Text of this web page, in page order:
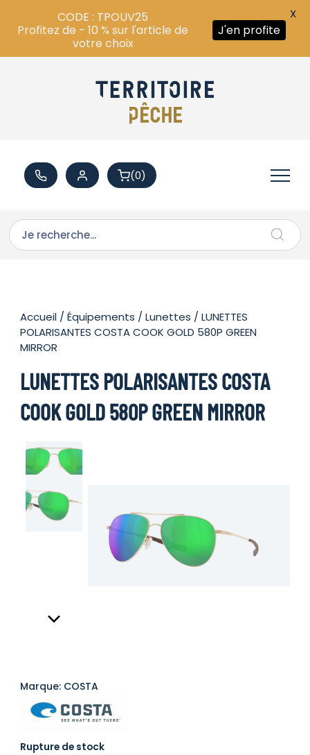
(0)
Accueil /Équipements /Lunettes / LUNETTES
POLARISANTES COSTA COOK GOLD 580P GREEN
MIRROR
LUNETTES POLARISANTES COSTA
COOK GOLD 580P GREEN MIRROR
Marque: COSTA
Rupture de stock
CODE : TPOUV25
Profitez de - 10 % sur l'article de
votre choix
J'en profite
X